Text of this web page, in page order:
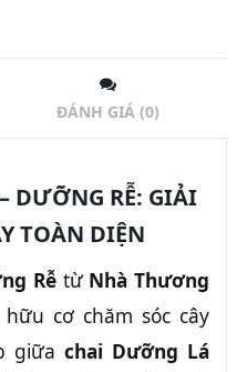
ĐÁNH GIÁ (0)
DƯỠNG RỄ: GIẢI
TOÀN DIỆN
Rễ từ Nhà Thương
cơ chăm sóc cây
giữa chai Dưỡng Lá